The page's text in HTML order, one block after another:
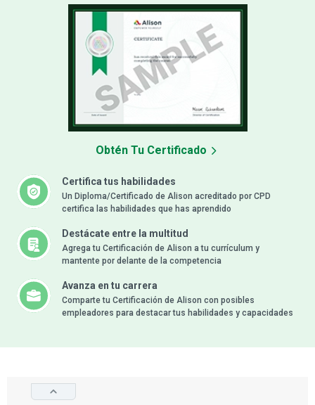
Certifica tus habilidades
Un Diploma/Certificado de Alison acreditado por CPD
certifica las habilidades que has aprendido
Destácate entre la multitud
Agrega tu Certificación de Alison a tu currículum y
mantente por delante de la competencia
Avanza en tu carrera
Comparte tu Certificación de Alison con posibles
empleadores para destacar tus habilidades y capacidades
Obtén Tu Certificado